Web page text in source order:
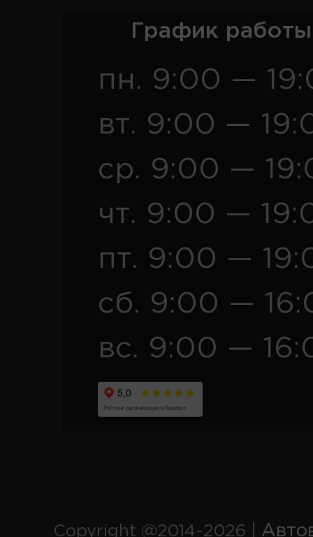
График
пн. 9:00 —
вт. 9:00 —
ср. 9:00 —
чт. 9:00 —
пт. 9:00 —
сб. 9:00 —
вс. 9:00 —
Copyright @2014-2026 |